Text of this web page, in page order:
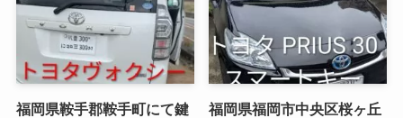
福岡県鞍手郡鞍手町にて鍵
福岡県福岡市中央区桜ヶ丘